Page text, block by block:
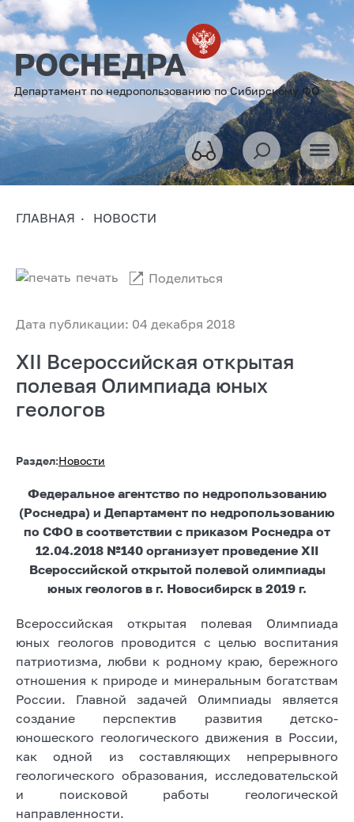
Департамент по недропользованию по Сибирскому ФО
ГЛАВНАЯ НОВОСТИ
Дата публикации: 04 декабря 2018
печать Поделиться
XII Всероссийская открытая
полевая Олимпиада юных
геологов
Раздел:Новости
Федеральное агентство по недропользованию
(Роснедра) и Департамент по недропользованию
по СФО в соответствии с приказом Роснедра от
12.04.2018 №140 организует проведение XII
Всероссийской открытой полевой олимпиады
юных геологов в г. Новосибирск в 2019 г.
Всероссийская открытая полевая Олимпиада
юных геологов проводится с целью воспитания
патриотизма, любви к родному краю, бережного
отношения к природе и минеральным богатствам
России. Главной задачей Олимпиады является
создание перспектив развития детско-
юношеского геологического движения в России,
как одной из составляющих непрерывного
геологического образования, исследовательской
и поисковой работы геологической
направленности.